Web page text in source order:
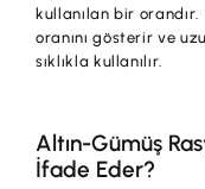
kullanılan bir orandır.
oranını gösterir ve
sıklıkla kullanılır.
Altın-Gümüş
İfade Eder?